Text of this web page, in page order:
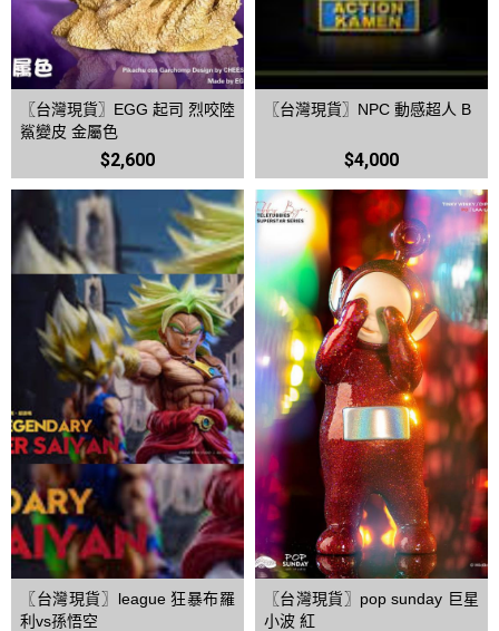
〖台灣現貨〗EGG 起司 烈咬陸
鯊變皮 金屬色
$2,600
〖台灣現貨〗NPC 動感超人 B
$4,000
〖台灣現貨〗league 狂暴布羅
利vs孫悟空
〖台灣現貨〗pop sunday 巨星
小波 紅